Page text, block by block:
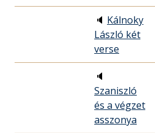
🔈 Kálnoky
László két
verse
🔈
Szaniszló
és a végzet
asszonya